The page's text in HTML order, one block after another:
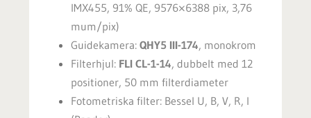
IMX455, 91% QE, 9576×6388 pix, 3,76
mum/pix)
Guidekamera: QHY5 III-174, monokrom
Filterhjul: FLI CL-1-14, dubbelt med 12
positioner, 50 mm filterdiameter
Fotometriska filter: Bessel U, B, V, R, I